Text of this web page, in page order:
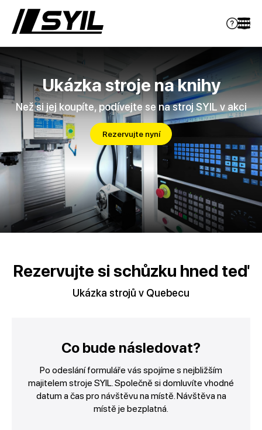
Ukázka stroje na knihy
Než si jej koupíte, podívejte se na stroj SYIL v akci
Rezervujte nyní
Rezervujte si schůzku hned teď
Ukázka strojů v Quebecu
Co bude následovat?
Po odeslání formuláře vás spojíme s nejbližším
majitelem stroje SYIL. Společně si domluvíte vhodné
datum a čas pro návštěvu na místě. Návštěva na
místě je bezplatná.